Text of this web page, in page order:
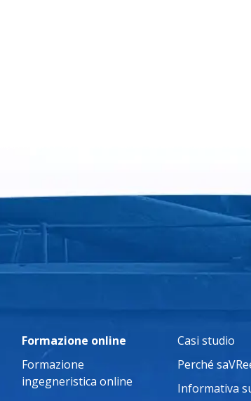
Formazione online
Formazione
ingegneristica online
Casi studio
Perché
Informativa